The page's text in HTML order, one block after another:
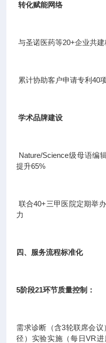
转化赋能网络
与圣诺医药等20+企业共
累计协助客户申请专利40
学术品牌建设
Nature/Science级母语编
提升65%
联合40+三甲医院定期举
力
四、服务流程标准化
5阶段21环节质量控制：
需求诊断（含3轮联席会
径）实验实施（每日VR